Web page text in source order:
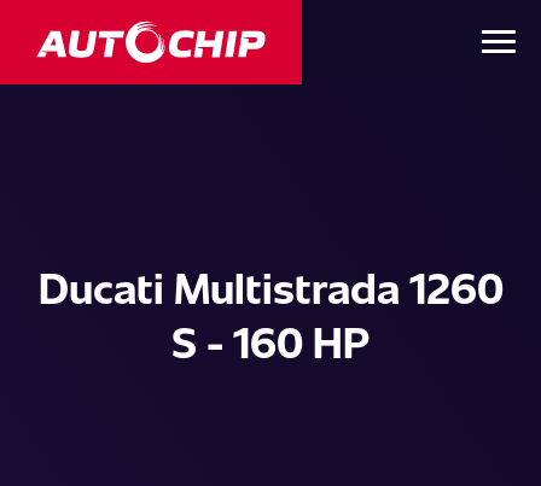
Ducati Multistrada 1260
S - 160 HP